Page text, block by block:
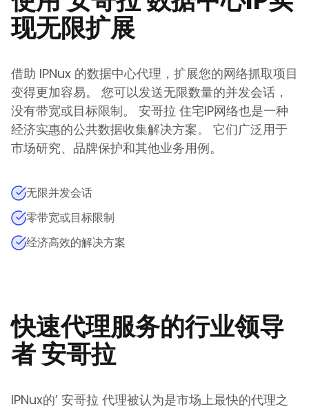
现无限扩展
借助 IPNux 的数据中心代理，扩展您的网络抓取项目
变得更加容易。 您可以发送无限数量的并发会话，
没有带宽或目标限制。
安哥拉 住宅IP网络也是一种
经济实惠的公共数据收集解决方案。 它们广泛用于
市场研究、品牌保护和其他业务用例。
无限并发会话
零带宽或目标限制
经济高效的解决方案
快速代理服务的行业领导
者安哥拉
IPNux的’ 安哥拉 代理被认为是市场上最快的代理之